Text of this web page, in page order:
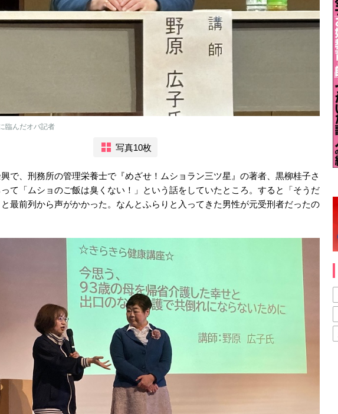
臨んだオバ記者
写真10枚
で、刑務所の管理栄養士で『めざせ！ムショラン三ツ星』の著者、黒柳桂子さ
て「ムショのご飯は臭くない！」という話をしていたところ。すると「そうだ
最前列から声がかかった。なんとふらりと入ってきた男性が元受刑者だったの